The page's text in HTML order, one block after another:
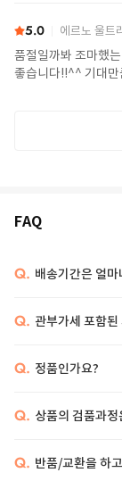
5.0 에르노 울트라라이트
품절일까봐 조마했
좋습니다!!^^ 기대만
FAQ
Q. 배송기간은 얼마
Q. 관부가세 포함
Q. 정품인가요?
Q. 상품의 검품과
Q. 반품/교환을 하